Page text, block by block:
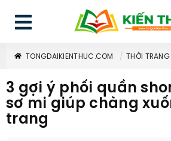
TONGDAIKIENTHUC.COM THỜI TRANG
3 gợi ý phối quần
sơ mi giúp chàng
trang